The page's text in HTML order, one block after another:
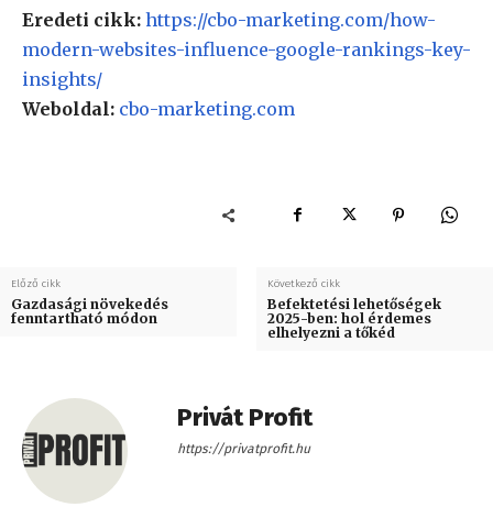
Eredeti cikk: https://cbo-marketing.com/how-
modern-websites-influence-google-rankings-key-
insights/
Weboldal: cbo-marketing.com
Előző cikk
Gazdasági növekedés
fenntartható módon
Következő cikk
Befektetési lehetőségek
2025-ben: hol érdemes
elhelyezni a tőkéd
Privát Profit
https://privatprofit.hu